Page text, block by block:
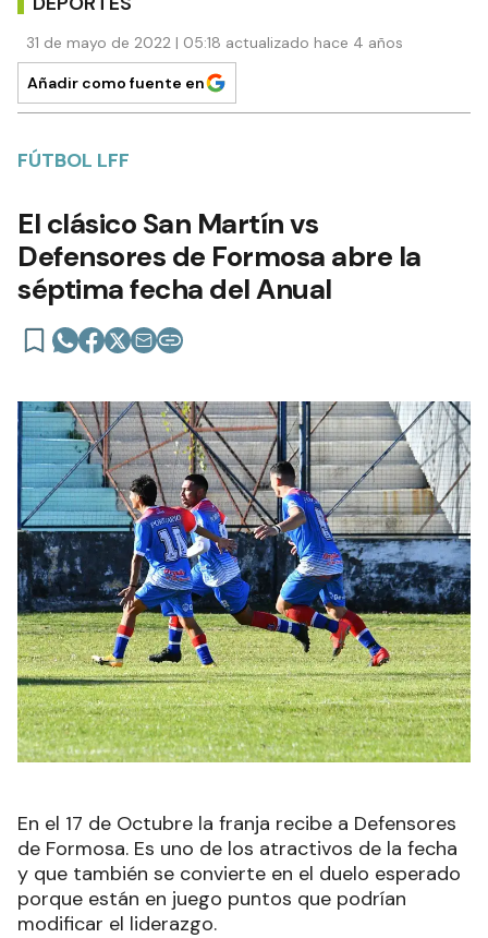
31 de mayo de 2022 | 05:18 actualizado hace 4 años
Añadir como fuente en
FÚTBOL LFF
El clásico San Martín vs
Defensores de Formosa abre la
séptima fecha del Anual
En el 17 de Octubre la franja recibe a Defensores
de Formosa. Es uno de los atractivos de la fecha
y que también se convierte en el duelo esperado
porque están en juego puntos que podrían
modificar el liderazgo.